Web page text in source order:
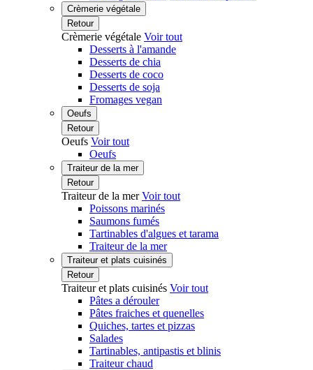
Crèmerie végétale
Retour
Crèmerie végétale Voir tout
Desserts à l'amande
Desserts de chia
Desserts de coco
Desserts de soja
Fromages vegan
Oeufs
Retour
Oeufs Voir tout
Oeufs
Traiteur de la mer
Retour
Traiteur de la merVoir tout
Poissons marinés
Saumons fumés
Tartinables d'algues et tarama
Traiteur de la mer
Traiteur et plats cuisinés
Retour
Traiteur et plats cuisinés Voir tout
Pâtes a dérouler
Pâtes fraiches et quenelles
Quiches, tartes et pizzas
Salades
Tartinables, antipastis et blinis
Traiteur chaud